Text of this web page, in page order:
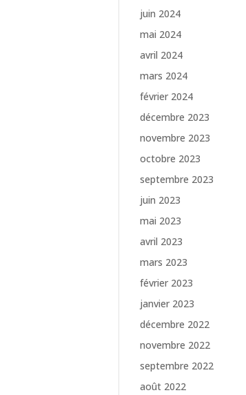
juin 2024
mai 2024
avril 2024
mars 2024
février 2024
décembre 2023
novembre 2023
octobre 2023
septembre 2023
juin 2023
mai 2023
avril 2023
mars 2023
février 2023
janvier 2023
décembre 2022
novembre 2022
septembre 2022
août 2022